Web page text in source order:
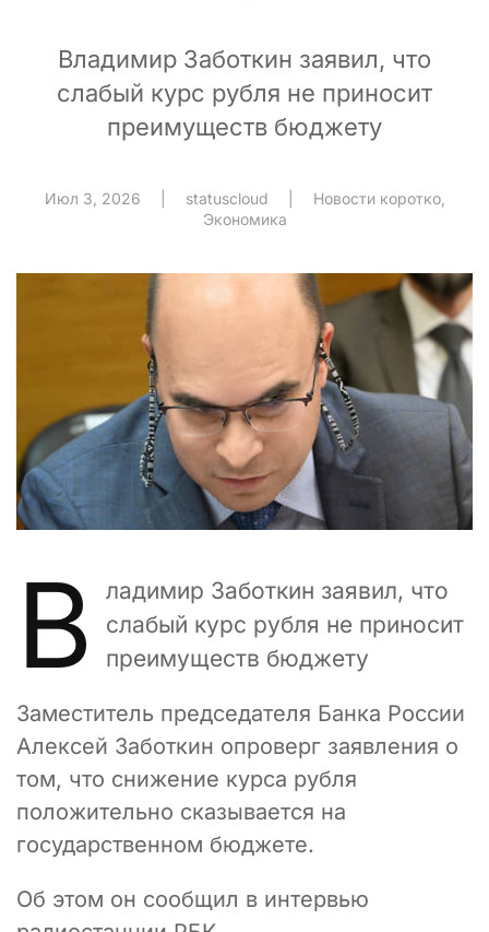
Владимир Заботкин заявил, что
слабый курс рубля не приносит
преимуществ бюджету
Июл 3, 2026 statuscloud Новости коротко,
Экономика
В
ладимир Заботкин заявил, что
слабый курс рубля не приносит
преимуществ бюджету
Заместитель председателя Банка России
Алексей Заботкин опроверг заявления о
том, что снижение курса рубля
положительно сказывается на
государственном бюджете.
Об этом он сообщил в интервью